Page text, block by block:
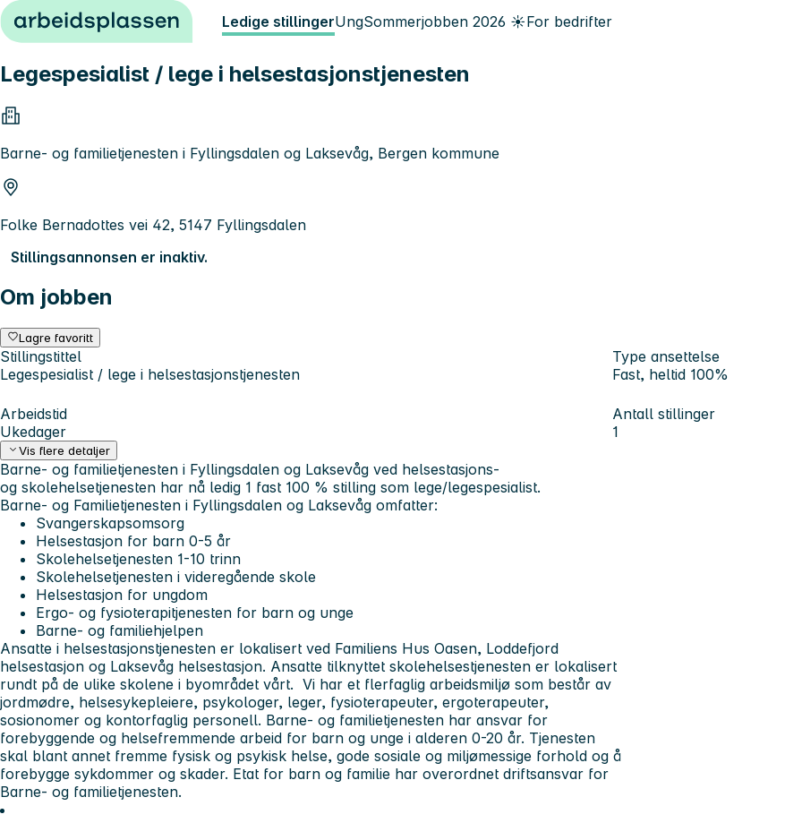
Hopp til innhold Ledige stillingerUngSommerjobben 2026 ☀️For bedrifter
Legespesialist / lege i helsestasjonstjenesten
Barne- og familietjenesten i Fyllingsdalen og Laksevåg, Bergen kommune
Folke Bernadottes vei 42, 5147 Fyllingsdalen
Stillingsannonsen er inaktiv.
Om jobben
Lagre favoritt
Stillingstittel
Legespesialist / lege i helsestasjonstjenesten
Type ansettelse
Fast, heltid 100%
Arbeidstid
Ukedager
Antall stillinger
1
Vis flere detaljer
Barne- og familietjenesten i Fyllingsdalen og Laksevåg ved helsestasjons-
og skolehelsetjenesten har nå ledig 1 fast 100 % stilling som lege/legespesialist.
Barne- og Familietjenesten i Fyllingsdalen og Laksevåg omfatter:
Svangerskapsomsorg
Helsestasjon for barn 0-5 år
Skolehelsetjenesten 1-10 trinn
Skolehelsetjenesten i videregående skole
Helsestasjon for ungdom
Ergo- og fysioterapitjenesten for barn og unge
Barne- og familiehjelpen
Ansatte i helsestasjonstjenesten er lokalisert ved Familiens Hus Oasen, Loddefjord
helsestasjon og Laksevåg helsestasjon. Ansatte tilknyttet skolehelsestjenesten er lokalisert
rundt på de ulike skolene i byområdet vårt. Vi har et flerfaglig arbeidsmiljø som består av
jordmødre, helsesykepleiere, psykologer, leger, fysioterapeuter, ergoterapeuter,
sosionomer og kontorfaglig personell. Barne- og familietjenesten har ansvar for
forebyggende og helsefremmende arbeid for barn og unge i alderen 0-20 år. Tjenesten
skal blant annet fremme fysisk og psykisk helse, gode sosiale og miljømessige forhold og å
forebygge sykdommer og skader. Etat for barn og familie har overordnet driftsansvar for
Barne- og familietjenesten.